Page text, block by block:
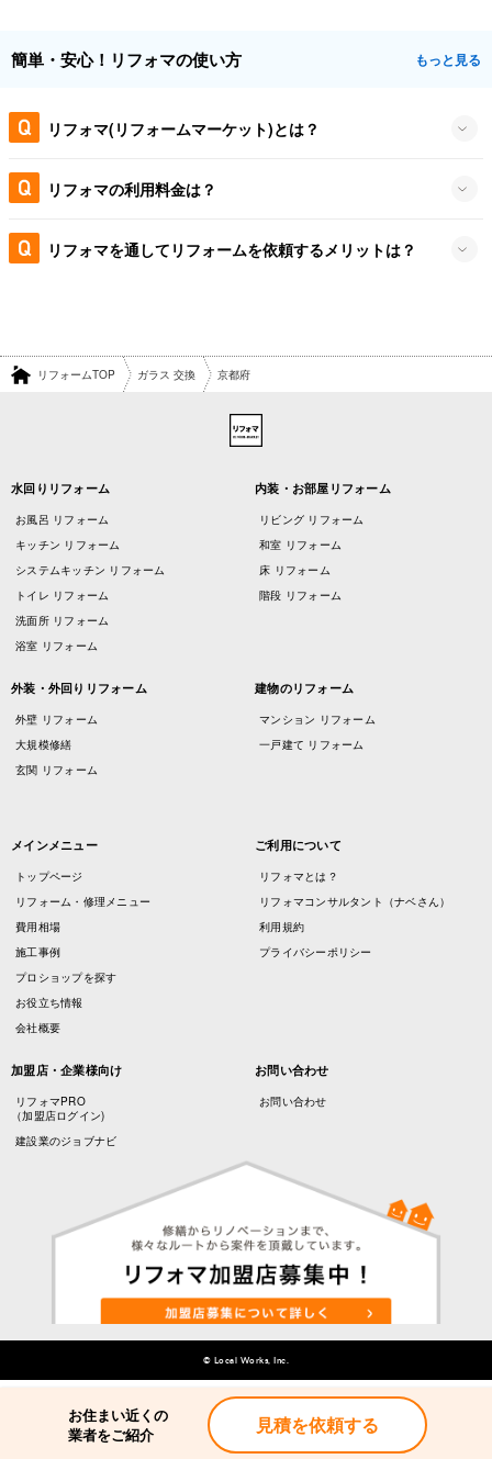
お住まい近くの
業者をご紹介
見積を依頼する
簡単・安心！リフォマの使い方 もっと見る
リフォマ(リフォームマーケット)とは？
リフォマの利用料金は？
リフォマを通してリフォームを依頼するメリットは？
リフォームTOP ガラス 交換 京都府
水回りリフォーム
お風呂 リフォーム
キッチン リフォーム
システムキッチン リフォーム
トイレ リフォーム
洗面所 リフォーム
浴室 リフォーム
内装・お部屋リフォーム
リビング リフォーム
和室 リフォーム
床 リフォーム
階段 リフォーム
外装・外回りリフォーム
外壁 リフォーム
大規模修繕
玄関 リフォーム
建物のリフォーム
マンション リフォーム
一戸建て リフォーム
メインメニュー
トップページ
リフォーム・修理メニュー
費用相場
施工事例
プロショップを探す
お役立ち情報
会社概要
ご利用について
リフォマとは？
リフォマコンサルタント（ナベさん）
利用規約
プライバシーポリシー
加盟店・企業様向け
リフォマPRO
（加盟店ログイン)
建設業のジョブナビ
お問い合わせ
お問い合わせ
© Local Works, Inc.
お住まい近くの
業者をご紹介
見積を依頼する